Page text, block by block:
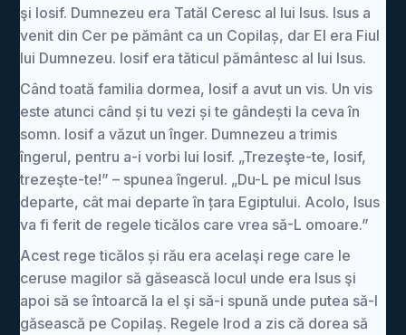
şi Iosif. Dumnezeu era Tatăl Ceresc al lui Isus. Isus a
venit din Cer pe pământ ca un Copilaș, dar El era Fiul
lui Dumnezeu. Iosif era tăticul pământesc al lui Isus.
Când toată familia dormea, Iosif a avut un vis. Un vis
este atunci când și tu vezi și te gândești la ceva în
somn. Iosif a văzut un înger. Dumnezeu a trimis
îngerul, pentru a-i vorbi lui Iosif. „Trezeşte-te, Iosif,
trezeşte-te!” – spunea îngerul. „Du-L pe micul Isus
departe, cât mai departe în țara Egiptului. Acolo, Isus
va fi ferit de regele ticălos care vrea să-L omoare.”
Acest rege ticălos și rău era acelaşi rege care le
ceruse magilor să găsească locul unde era Isus şi
apoi să se întoarcă la el şi să-i spună unde putea să-l
găsească pe Copilaș. Regele Irod a zis că dorea să